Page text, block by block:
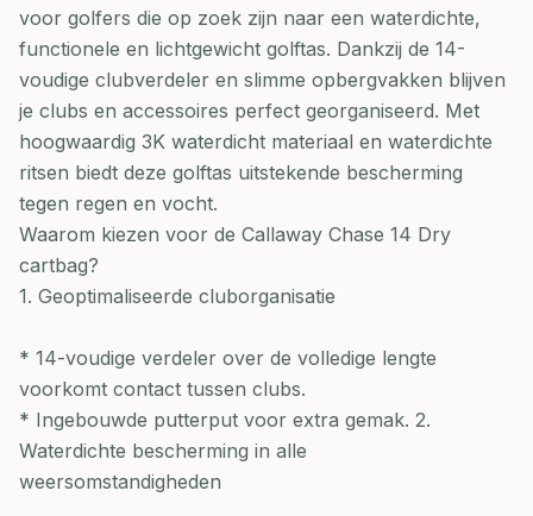
voor golfers die op zoek zijn naar een waterdichte,
functionele en lichtgewicht golftas. Dankzij de 14-
voudige clubverdeler en slimme opbergvakken blijven
je clubs en accessoires perfect georganiseerd. Met
hoogwaardig 3K waterdicht materiaal en waterdichte
ritsen biedt deze golftas uitstekende bescherming
tegen regen en vocht.
Waarom kiezen voor de Callaway Chase 14 Dry
cartbag?
1. Geoptimaliseerde cluborganisatie
* 14-voudige verdeler over de volledige lengte
voorkomt contact tussen clubs.
* Ingebouwde putterput voor extra gemak. 2.
Waterdichte bescherming in alle
weersomstandigheden